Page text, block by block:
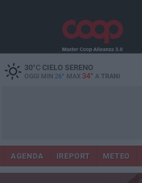
30°CCIELO SERENO
OGGI MIN 26° MAX 34° A TRANI
AGENDA IREPORT METEO